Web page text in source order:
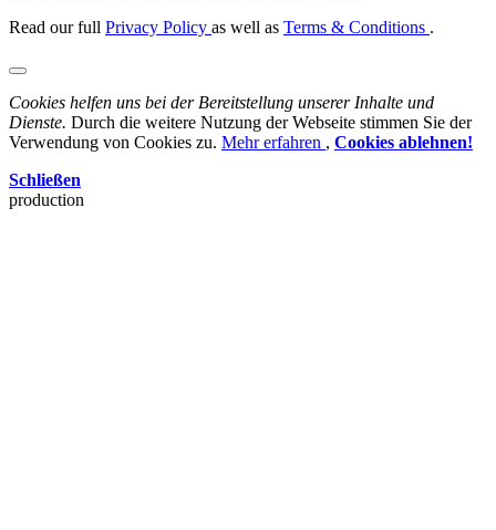
Read our full Privacy Policy as well as Terms & Conditions .
Cookies helfen uns bei der Bereitstellung unserer Inhalte und
Dienste. Durch die weitere Nutzung der Webseite stimmen Sie der
Verwendung von Cookies zu. Mehr erfahren , Cookies ablehnen!
Schließen
production